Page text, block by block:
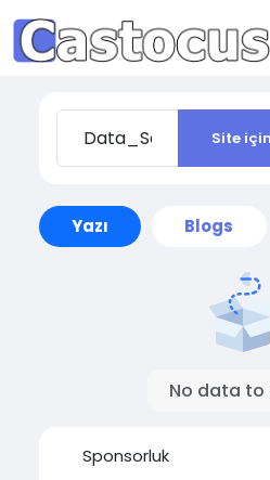
Site
Yazı Blogs
No data to
Sponsorluk